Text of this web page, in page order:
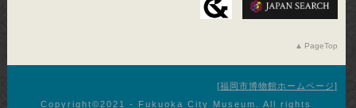
PageTop
福岡市博物館ホームページ
Copyright©︎2021 - Fukuoka City Museum. All rights